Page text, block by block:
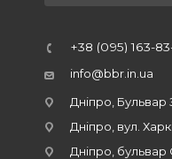
+38 (095) 163-
info@bbr.in.ua
Дніпро, Бульвар
Дніпро, вул.
Дніпро, бульвар